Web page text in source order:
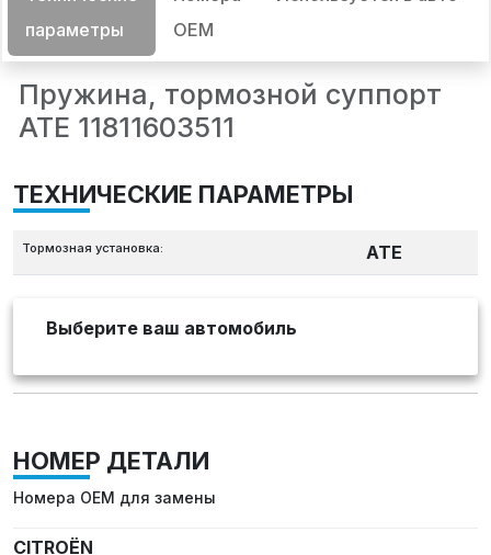
параметры
OEM
Пружина, тормозной суппорт
ATE 11811603511
ТЕХНИЧЕСКИЕ ПАРАМЕТРЫ
Тормозная установка: ATE
Выберите ваш автомобиль
НОМЕР ДЕТАЛИ
Номера OEM для замены
CITROËN